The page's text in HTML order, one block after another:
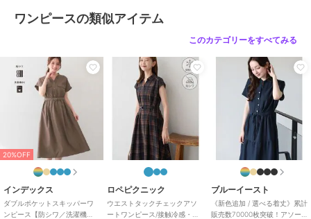
ショップ クチュールブローチ
ワンピースドレス
／ワンピース
カラー
ブラック（２１９）、オフホワイ
ト（００３）、ブルー（３９２）
サイズ
３６（Ｓ）,３８（Ｍ）,４０
（Ｌ）,４２（ＬＬ）
素材
表地：ポリエステル100％ 裏地：
ポリエステル100％
商品のお取り扱い方法
特徴
ワンピースドレス
ワンピースの類似アイテム
このカテゴリーをすべてみる
20%OFF
インデックス
ダブルポケットスキッパーワ
ンピース【防シワ／洗濯機
ロペピクニック
ウエストタックチェックアソ
ートワンピース/接触冷感・防
ブルーイースト
《新色追加 / 選べる着丈》累計
販売数70000枚突破！アソー